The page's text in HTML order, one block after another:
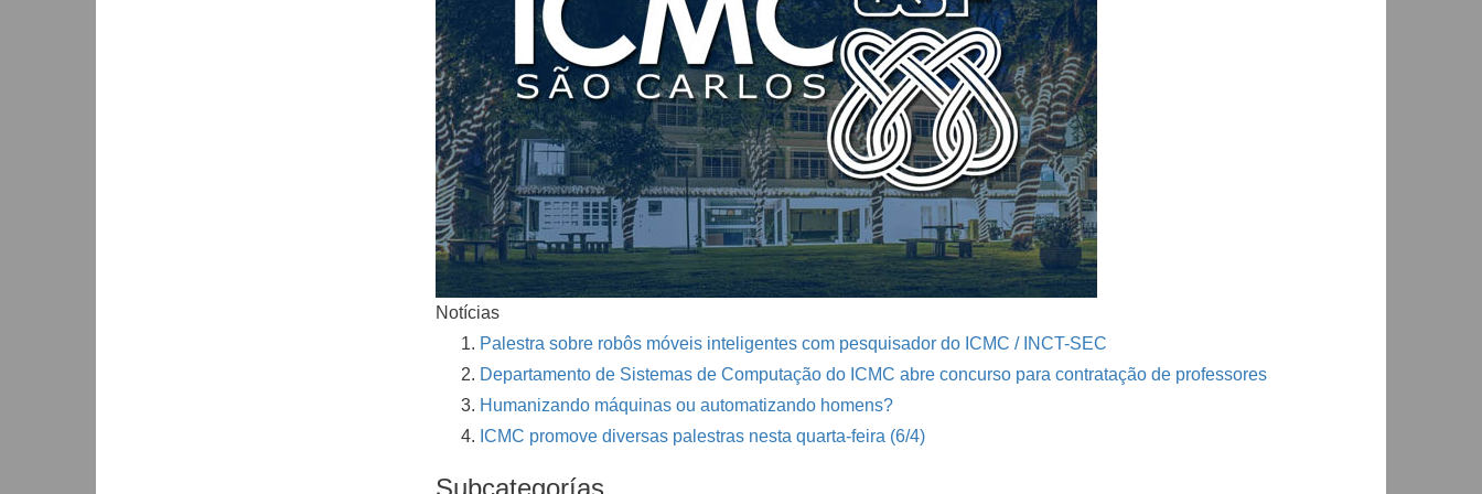
Notícias
Palestra sobre robôs móveis inteligentes com pesquisador do ICMC / INCT-SEC
Departamento de Sistemas de Computação do ICMC abre concurso para contratação de professores
Humanizando máquinas ou automatizando homens?
ICMC promove diversas palestras nesta quarta-feira (6/4)
Subcategorías